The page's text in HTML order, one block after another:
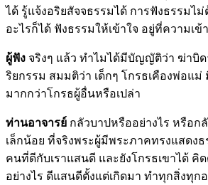
ได้ รู้แจ้งอริยสัจจธรรมได้ การฟังธรรมไ
อะไรก็ได้ ฟังธรรมให้เข้าใจ อยู่ที่ความเข้
ผู้ฟัง จริงๆ แล้ว ทำไมได้มีบัญญัติว่า ฆ่าบิ
ริยกรรม สมมติว่า เด็กๆ โกรธเคืองพ่อแม่
มากกว่าโกรธผู้อื่นหรือเปล่า
ท่านอาจารย์ กลัวบาปหรืออย่างไร หรือ
เล็กน้อย ที่จริงพระผู้มีพระภาคทรงแสดง
คนที่ดีกับเราแสนดี และยังโกรธเขาได้ คิ
อย่างไร ดีแสนดีตั้งแต่เกิดมา ทำทุกสิ่งทุก